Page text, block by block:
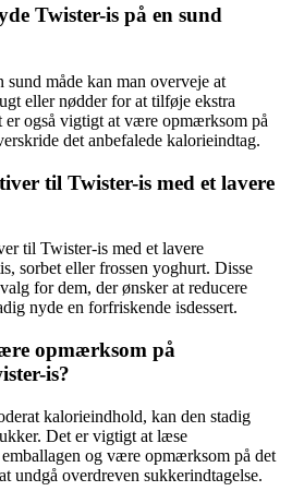
Twister-is på en sund
måde kan man overveje at
eller nødder for at tilføje ekstra
også vigtigt at være opmærksom på
det anbefalede kalorieindtag.
til Twister-is med et lavere
til Twister-is med et lavere
sorbet eller frossen yoghurt. Disse
for dem, der ønsker at reducere
nyde en forfriskende isdessert.
opmærksom på
is?
kalorieindhold, kan den stadig
Det er vigtigt at læse
og være opmærksom på det
undgå overdreven sukkerindtagelse.